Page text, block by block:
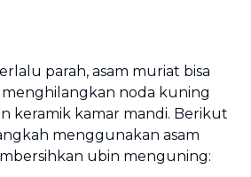
parah, asam muriat bisa
noda kuning
keramik kamar mandi. Berikut
menggunakan asam
ubin menguning: